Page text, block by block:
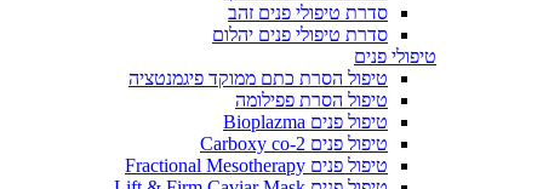
סדרת טיפולי פנים זהב
סדרת טיפולי פנים יהלום
טיפולי פנים
טיפול הסרת כתם ממוקד פיגמנטציה
טיפול הסרת פפילומה
טיפול פנים Bioplazma
טיפול פנים Carboxy co-2
טיפול פנים Fractional Mesotherapy